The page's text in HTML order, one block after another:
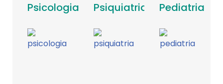
Psicologia Psiquiatria Pediatria